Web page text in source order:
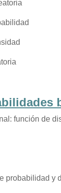
función de
probabilidad